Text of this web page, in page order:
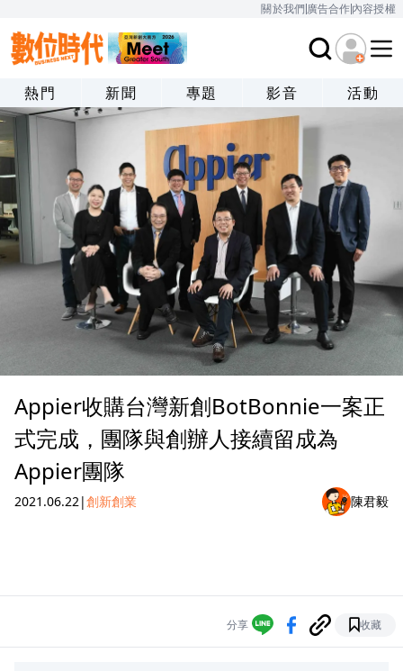
關於我們廣告合作內容授權
熱門 新聞 專題 影音 活動
Appier收購台灣新創BotBonnie一案正
式完成，團隊與創辦人接續留成為
Appier團隊
2021.06.22|創新創業 陳君毅
分享 收藏